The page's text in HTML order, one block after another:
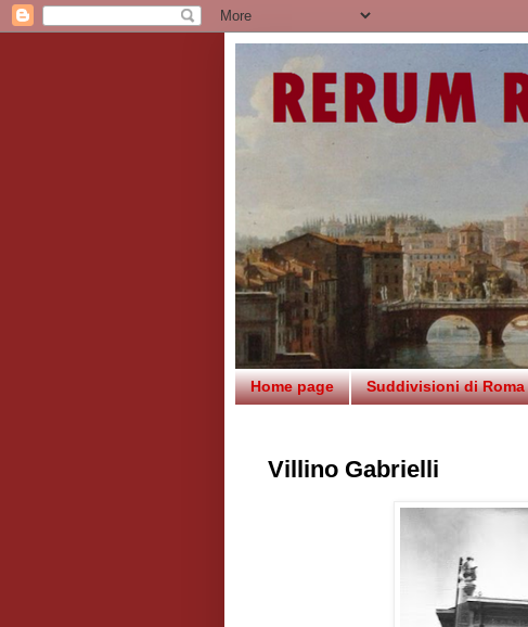
Home page Suddivisioni di Roma
Villino Gabrielli